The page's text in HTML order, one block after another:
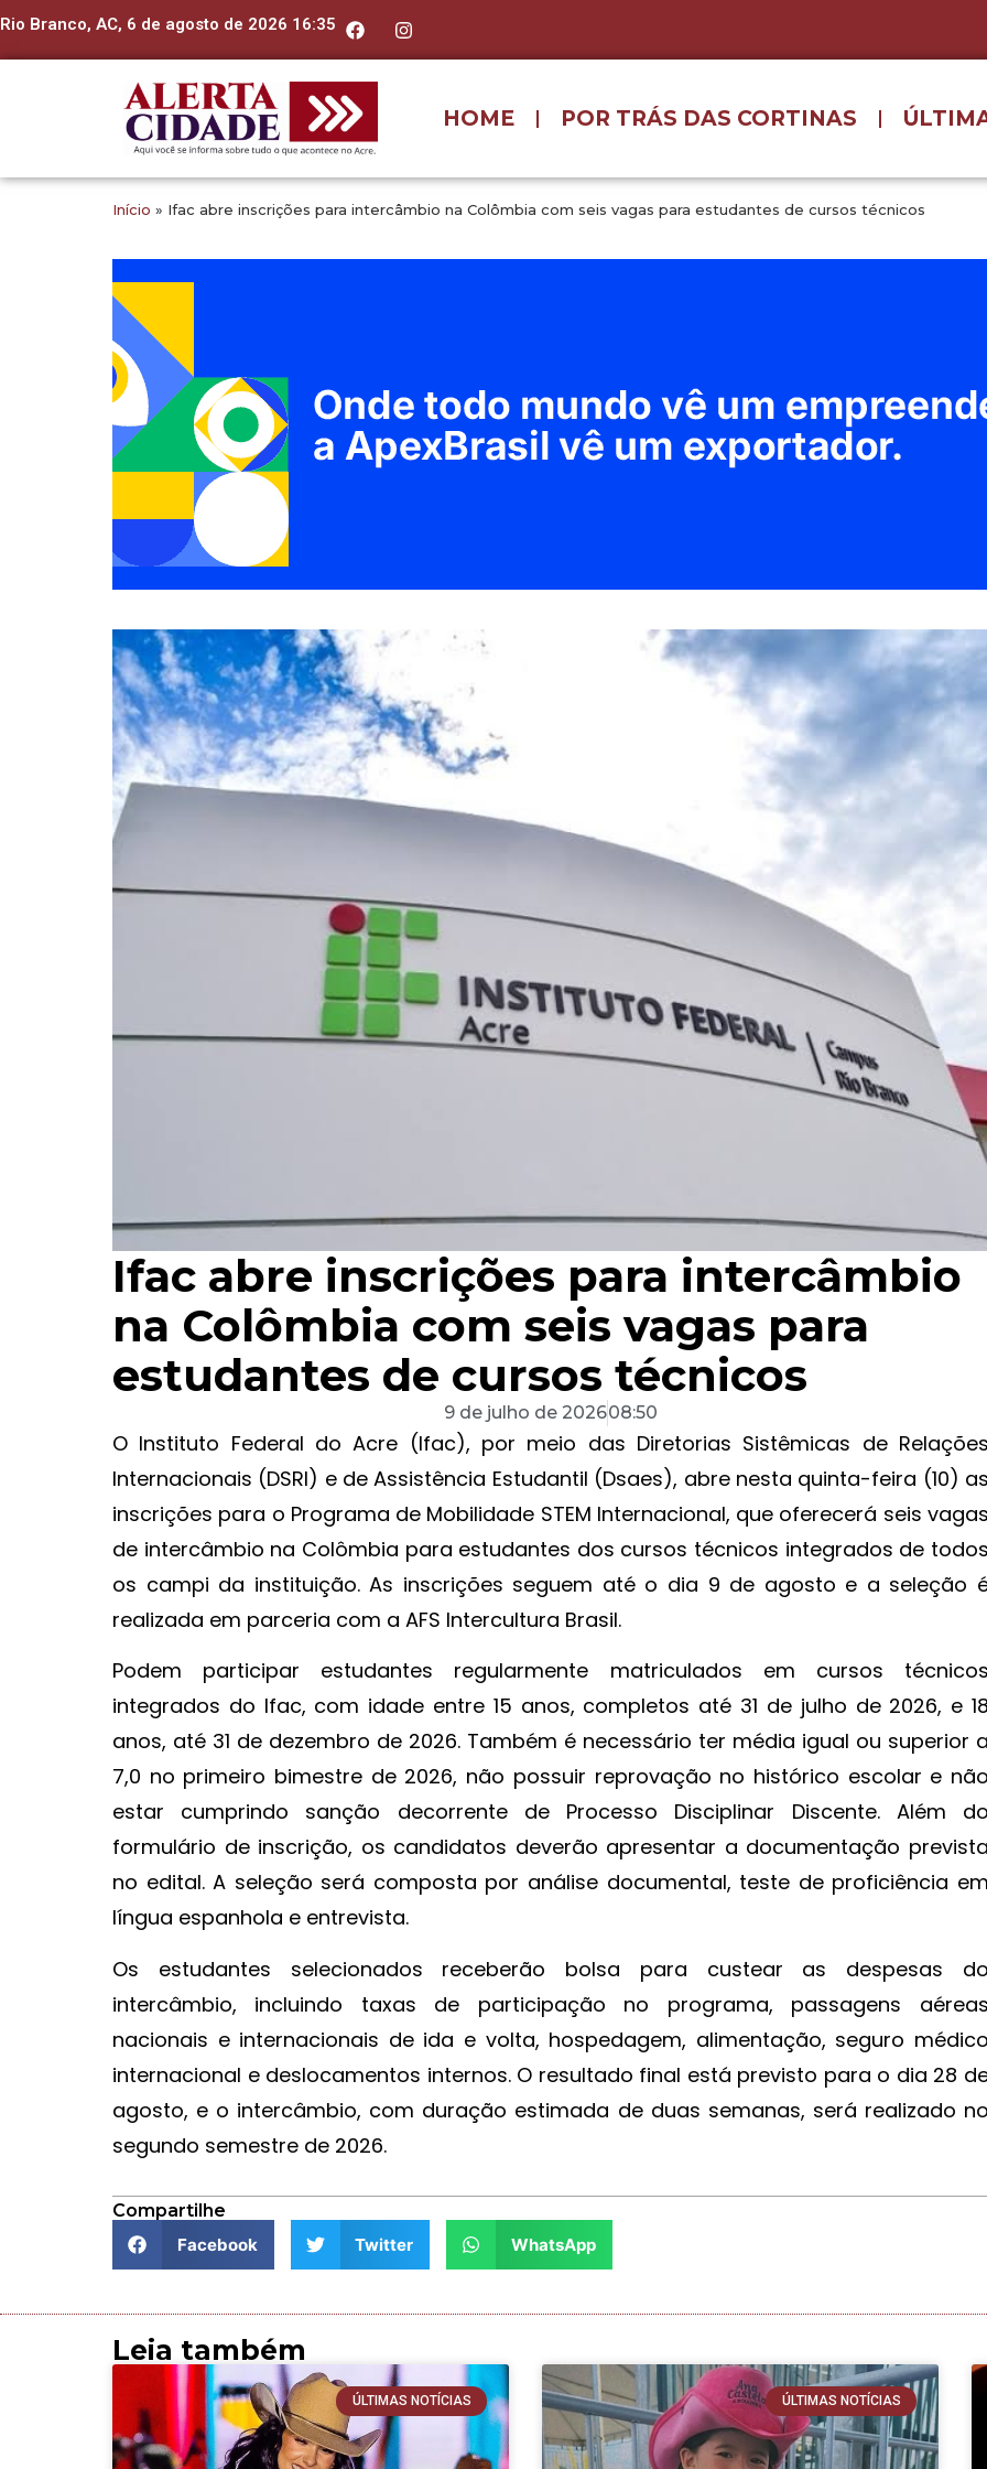
Rio Branco, AC, 6 de agosto de 2026 16:35
HOME POR TRÁS DAS CORTINAS
Início » Ifac abre inscrições para intercâmbio na Colômbia com seis vagas para estudantes de cursos técnicos
Ifac abre inscrições para intercâmbio
na Colômbia com seis vagas para
estudantes de cursos técnicos
9 de julho de 202608:50
O Instituto Federal do Acre (Ifac), por meio das Diretorias Sistêmicas de
Internacionais (DSRI) e de Assistência Estudantil (Dsaes), abre nesta quinta-feira (10)
inscrições para o Programa de Mobilidade STEM Internacional, que oferecerá seis
de intercâmbio na Colômbia para estudantes dos cursos técnicos integrados de
os campi da instituição. As inscrições seguem até o dia 9 de agosto e a seleção
realizada em parceria com a AFS Intercultura Brasil.
Podem participar estudantes regularmente matriculados em cursos
integrados do Ifac, com idade entre 15 anos, completos até 31 de julho de 2026, e
anos, até 31 de dezembro de 2026. Também é necessário ter média igual ou superior
7,0 no primeiro bimestre de 2026, não possuir reprovação no histórico escolar e
estar cumprindo sanção decorrente de Processo Disciplinar Discente. Além
formulário de inscrição, os candidatos deverão apresentar a documentação
no edital. A seleção será composta por análise documental, teste de proficiência
língua espanhola e entrevista.
Os estudantes selecionados receberão bolsa para custear as despesas
intercâmbio, incluindo taxas de participação no programa, passagens
nacionais e internacionais de ida e volta, hospedagem, alimentação, seguro
internacional e deslocamentos internos. O resultado final está previsto para o dia 28
agosto, e o intercâmbio, com duração estimada de duas semanas, será realizado
segundo semestre de 2026.
Compartilhe
Facebook
Twitter WhatsApp
Leia também
ÚLTIMAS NOTÍCIAS ÚLTIMAS NOTÍCIAS